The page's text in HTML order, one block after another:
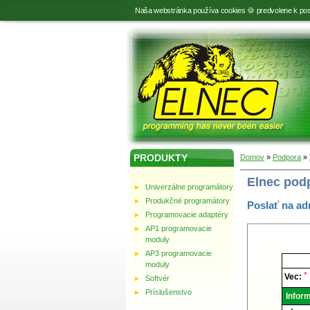
Naša webstránka používa cookies 🍪 predvolene k
PRODUKTY
Univerzálne programátory
Produkčné programátory
Programovacie adaptéry
AP1 programovacie
moduly
AP3 programovacie
moduly
Softvér
Príslušenstvo
Domov » Podpora »
Elnec
Poslať na
Elnec
podpora.
Vec: *